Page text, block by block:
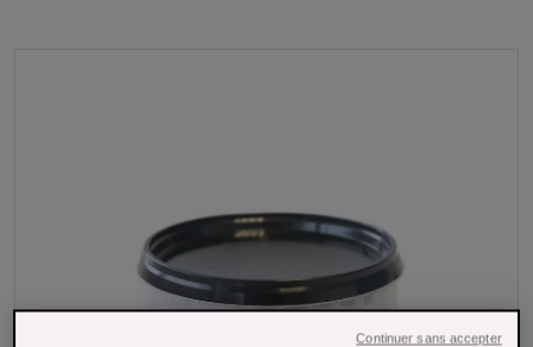
Continuer sans accepter